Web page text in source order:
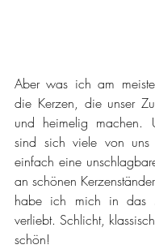
Aber was ich am
die Kerzen, die unser
und heimelig machen.
sind sich viele von uns
einfach eine
an schönen
habe ich mich in das
verliebt. Schlicht,
schön!